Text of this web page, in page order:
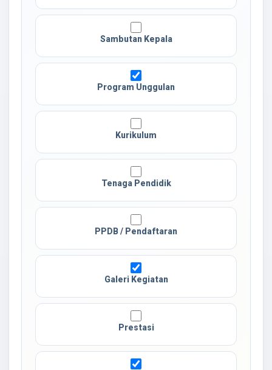
Sambutan Kepala
Program Unggulan
Kurikulum
Tenaga Pendidik
PPDB / Pendaftaran
Galeri Kegiatan
Prestasi